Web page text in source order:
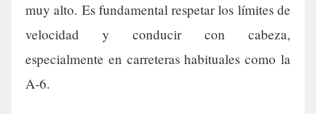
muy alto. Es fundamental respetar los límites de
velocidad y conducir con cabeza,
especialmente en carreteras habituales como la
A-6.